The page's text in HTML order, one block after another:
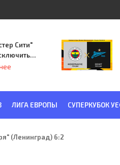
Сити"
ЛИГА ЕВРОПЫ СУПЕРКУБОК
(Ленинград) 6:2